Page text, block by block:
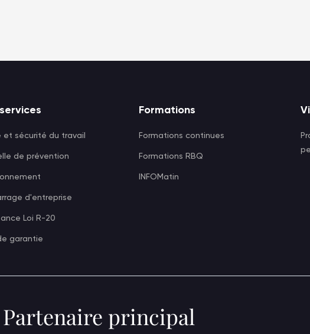
et sécurité du travail
de prévention
d'entreprise
Loi R-20
garantie
Formations
Formations continues
Formations RBQ
INFOMatin
Partenaire principal